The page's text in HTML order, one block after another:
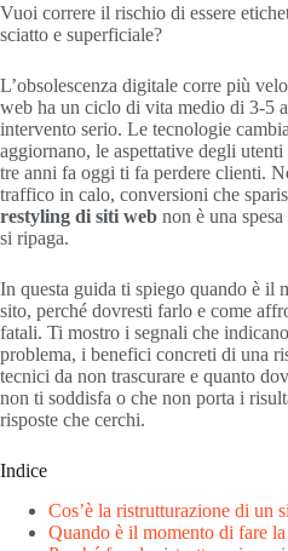
Vuoi correre il rischio di essere
sciatto e superficiale?
L’obsolescenza digitale corre più
web ha un ciclo di vita medio di 3-5
intervento serio. Le tecnologie
aggiornano, le aspettative degli
tre anni fa oggi ti fa perdere clienti.
traffico in calo, conversioni che
restyling di siti web non è una
si ripaga.
In questa guida ti spiego quando è il
sito, perché dovresti farlo e come
fatali. Ti mostro i segnali che
problema, i benefici concreti di una
tecnici da non trascurare e quanto
non ti soddisfa o che non porta i
risposte che cerchi.
Indice
Cos’è la ristrutturazione di un
Quando è il momento di fare